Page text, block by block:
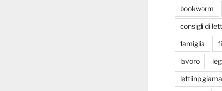
bookworm
consigli di
famiglia
lavoro
lettiinpigiama